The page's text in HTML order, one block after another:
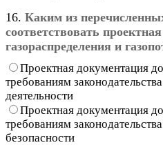
16. Каким из
соответствовать
газораспределения и
Проектная документация
требованиям
деятельности
Проектная документация
требованиям
безопасности